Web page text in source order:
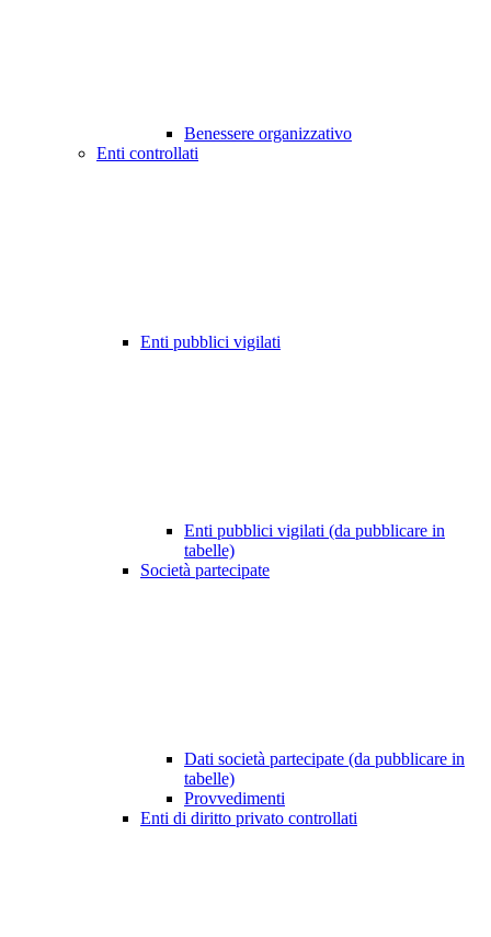
Benessere organizzativo
Enti controllati
Enti pubblici vigilati
Enti pubblici vigilati (da pubblicare in
tabelle)
Società partecipate
Dati società partecipate (da pubblicare in
tabelle)
Provvedimenti
Enti di diritto privato controllati